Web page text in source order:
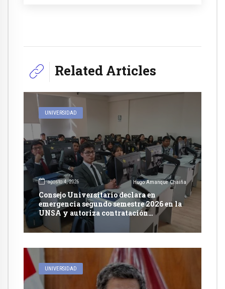
Related Articles
UNIVERSIDAD
agosto 4, 2026 Hugo Amanque Chaiña
Consejo Universitario declara en
emergencia segundo semestre 2026 en la
UNSA y autoriza contratación
excepcional de docentes
UNIVERSIDAD